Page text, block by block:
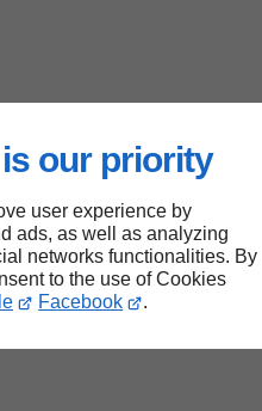
our priority
user experience by
ads, as well as analyzing
networks functionalities. By
to the use of Cookies
Facebook .